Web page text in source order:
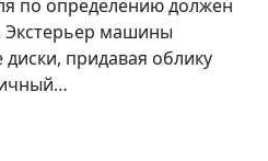
по определению должен
Экстерьер машины
придавая облику